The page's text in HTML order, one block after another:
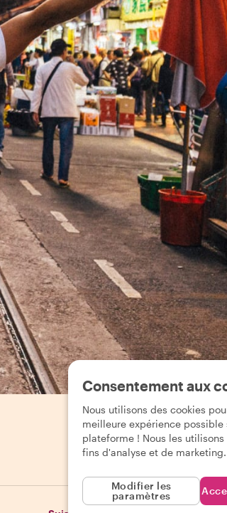
Consentement aux
Nous utilisons des cookies
meilleure expérience possible
plateforme ! Nous les
fins d'analyse et de marketing.
Modifier les
paramètres